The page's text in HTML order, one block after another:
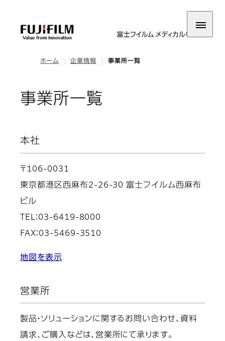
ホーム 企業情報 事業所一覧
事業所一覧
本社
〒106-0031
東京都港区西麻布2-26-30 富士フイルム西麻布
ビル
TEL：03-6419-8000
FAX：03-5469-3510
地図を表示
営業所
製品・ソリューションに関するお問い合わせ、資料
請求、ご購入などは、営業所にて承ります。